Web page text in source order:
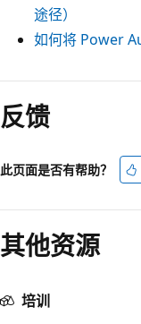
途径）
如何将 Power
阅
读
模
已
用
反馈
此页面是否有帮助？
其他资源
培训